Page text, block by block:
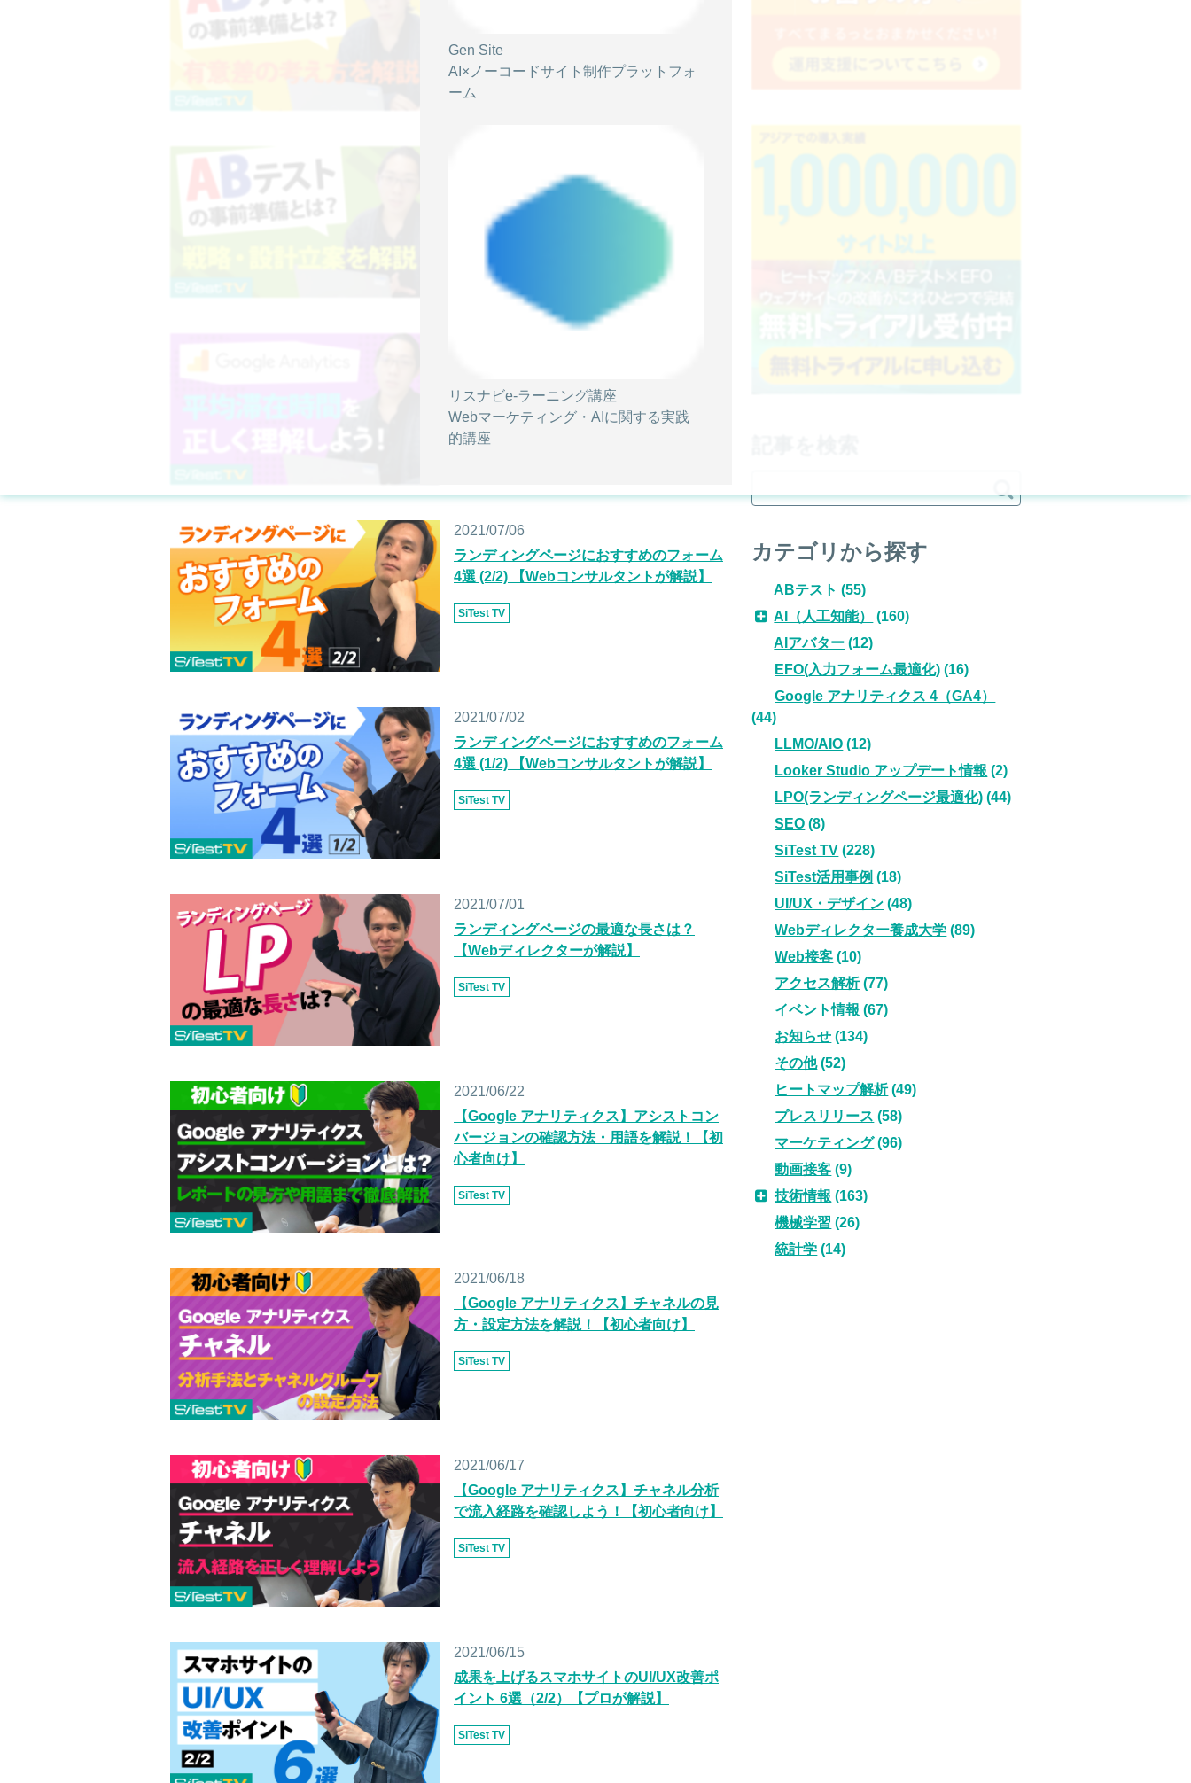
Gen Site
AI×ノーコードサイト制作プラットフォ
ーム
リスナビe-ラーニング講座
Webマーケティング・AIに関する実践
的講座
SiTest TV
【ABテスト】ABテストを実施する前に戦
略・設計を立てよう！（前編）
SiTest TV
とは？定義を正しく理解しよう！
2021/07/06
ランディングページにおすすめのフォーム
4選 (2/2) 【Webコンサルタントが解説】
SiTest TV
2021/07/02
ランディングページにおすすめのフォーム
4選 (1/2) 【Webコンサルタントが解説】
SiTest TV
2021/07/01
ランディングページの最適な長さは？
【Webディレクターが解説】
SiTest TV
2021/06/22
【Google アナリティクス】アシストコン
バージョンの確認方法・用語を解説！【初
心者向け】
SiTest TV
2021/06/18
【Google アナリティクス】チャネルの見
方・設定方法を解説！【初心者向け】
SiTest TV
2021/06/17
【Google アナリティクス】チャネル分析
で流入経路を確認しよう！【初心者向け】
SiTest TV
2021/06/15
成果を上げるスマホサイトのUI/UX改善ポ
イント 6選（2/2）【プロが解説】
SiTest TV
カテゴリから探す
ABテスト (55)
AI（人工知能）
(160)
AIアバター (12)
EFO(入力フォーム最適化) (16)
Google アナリティクス 4（GA4）
(44)
LLMO/AIO (12)
Looker Studio アップデート情報 (2)
LPO(ランディングページ最適化) (44)
SEO (8)
SiTest TV (228)
SiTest活用事例 (18)
UI/UX・デザイン (48)
Webディレクター養成大学 (89)
Web接客 (10)
アクセス解析(77)
イベント情報 (67)
お知らせ (134)
その他(52)
ヒートマップ解析(49)
プレスリリース (58)
マーケティング(96)
動画接客 (9)
技術情報 (163)
機械学習 (26)
統計学 (14)